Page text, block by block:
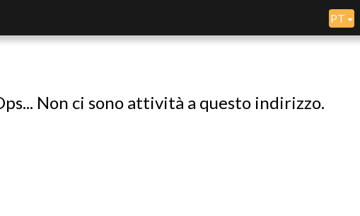
PT
Non ci sono attività a questo indirizzo.